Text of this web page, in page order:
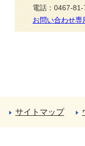
電話：0467-
お問い合わせ専
サイトマップ